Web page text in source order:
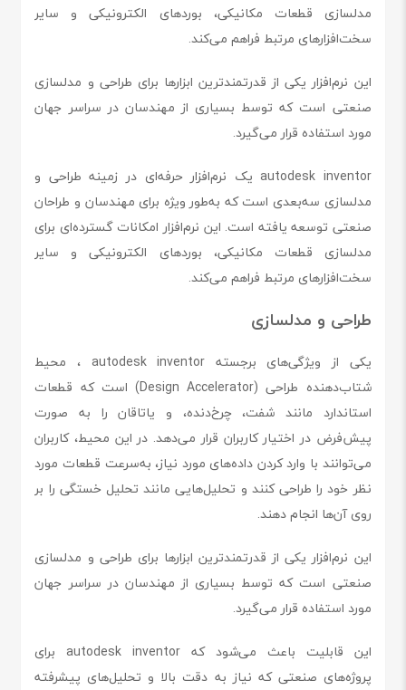
مدلسازی قطعات مکانیکی، بوردهای الکترونیکی و سایر
سخت‌افزارهای مرتبط فراهم می‌کند.
این نرم‌افزار یکی از قدرتمندترین ابزارها برای طراحی و مدلسازی
صنعتی است که توسط بسیاری از مهندسان در سراسر جهان
مورد استفاده قرار می‌گیرد.
autodesk inventor یک نرم‌افزار حرفه‌ای در زمینه طراحی و
مدلسازی سه‌بعدی است که به‌طور ویژه برای مهندسان و طراحان
صنعتی توسعه یافته است. این نرم‌افزار امکانات گسترده‌ای برای
مدلسازی قطعات مکانیکی، بوردهای الکترونیکی و سایر
سخت‌افزارهای مرتبط فراهم می‌کند.
طراحی و مدلسازی
یکی از ویژگی‌های برجسته autodesk inventor ، محیط
شتاب‌دهنده طراحی (Design Accelerator) است که قطعات
استاندارد مانند شفت، چرخ‌دنده، و یاتاقان را به صورت
پیش‌فرض در اختیار کاربران قرار می‌دهد. در این محیط، کاربران
می‌توانند با وارد کردن داده‌های مورد نیاز، به‌سرعت قطعات مورد
نظر خود را طراحی کنند و تحلیل‌هایی مانند تحلیل خستگی را بر
روی آن‌ها انجام دهند.
این نرم‌افزار یکی از قدرتمندترین ابزارها برای طراحی و مدلسازی
صنعتی است که توسط بسیاری از مهندسان در سراسر جهان
مورد استفاده قرار می‌گیرد.
این قابلیت باعث می‌شود که autodesk inventor برای
پروژه‌های صنعتی که نیاز به دقت بالا و تحلیل‌های پیشرفته